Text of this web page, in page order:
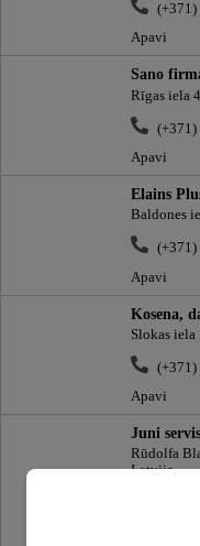
(+371)
Apavi
Sano
Rīgas iela
(+371)
Apavi
Elains
Baldones
(+371)
Apavi
Kosena,
Slokas
(+371)
Apavi
Juni
Rūdolfa
Latvija